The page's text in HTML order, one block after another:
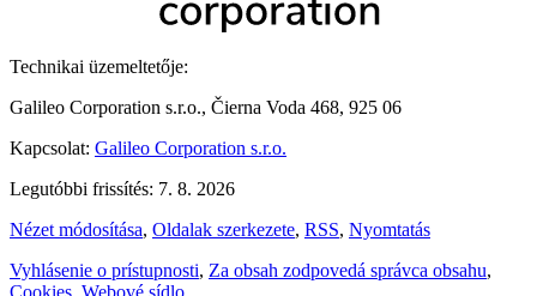
Technikai üzemeltetője:
Galileo Corporation s.r.o., Čierna Voda 468, 925 06
Kapcsolat: Galileo Corporation s.r.o.
Legutóbbi frissítés: 7. 8. 2026
Nézet módosítása, Oldalak szerkezete, RSS, Nyomtatás
Vyhlásenie o prístupnosti, Za obsah zodpovedá správca obsahu,